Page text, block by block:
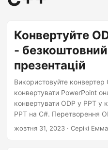
Конвертуйте
-
презентацій
Використовуйте
конвертувати PowerPoint
конвертувати ODP у PPT у
PPT на C#. Перетворення
Перетворення ODP на PPT
жовтня 31, 2023 · Серікі